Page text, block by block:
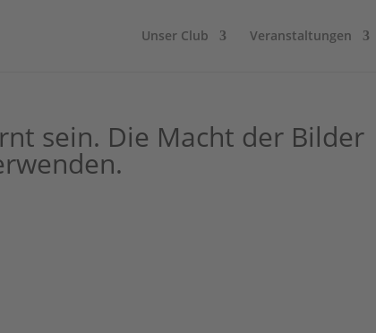
Unser Club Veranstaltungen
sein. Die Macht der Bilder